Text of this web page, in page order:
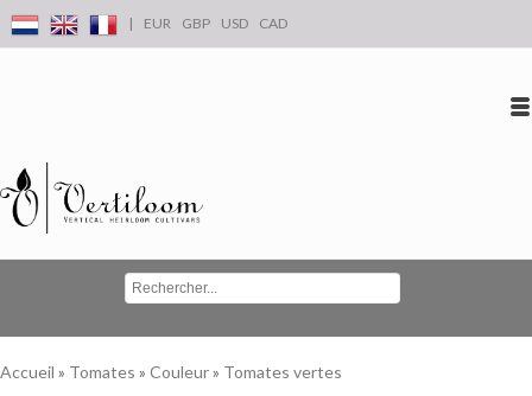
| EUR GBP USD CAD
Accueil » Tomates » Couleur» Tomates vertes